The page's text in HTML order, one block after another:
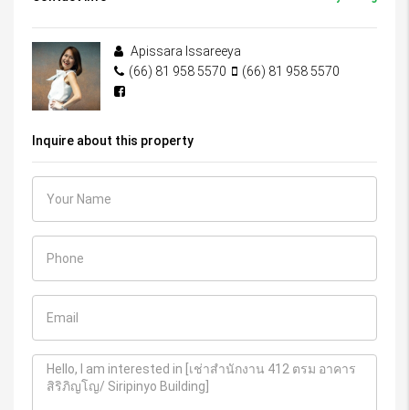
Apissara Issareeya
(66) 81 958 5570
(66) 81 958 5570
Inquire about this property